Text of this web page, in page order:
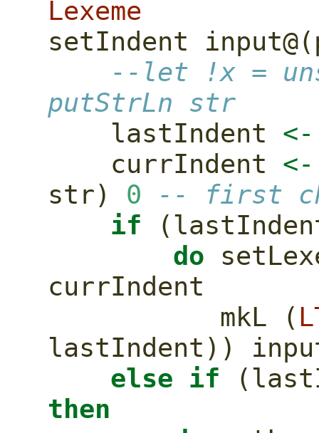
Lexeme
setIndent input@
--let !x =
putStrLn str
    lastIndent
<-
    currIndent
<-
str) 0
-- first
if
do
currIndent
           mkL (
lastIndent))
else if
then